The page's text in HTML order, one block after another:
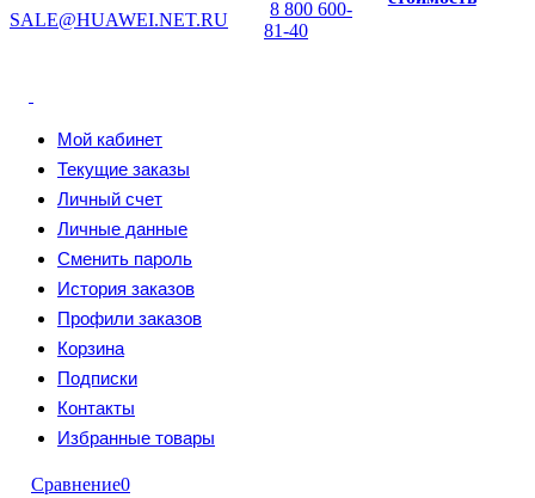
SALE@HUAWEI.NET.RU
8 800 600-
81-40
Мой кабинет
Текущие заказы
Личный счет
Личные данные
Сменить пароль
История заказов
Профили заказов
Корзина
Подписки
Контакты
Избранные товары
Сравнение0